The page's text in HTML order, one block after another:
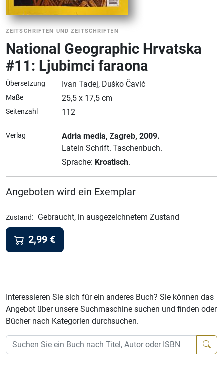
ZEITSCHRIFTEN UND ZEITSCHRIFTEN
National Geographic Hrvatska
#11: Ljubimci faraona
Übersetzung Ivan Tadej, Duško Čavić
Maße 25,5 x 17,5 cm
Seitenzahl 112
Verlag Adria media, Zagreb, 2009.
Latein Schrift. Taschenbuch.
Sprache: Kroatisch.
Angeboten wird ein Exemplar
Zustand: Gebraucht, in ausgezeichnetem Zustand
2,99 €
Interessieren Sie sich für ein anderes Buch? Sie können das
Angebot über unsere Suchmaschine suchen und finden oder
Bücher nach Kategorien durchsuchen.